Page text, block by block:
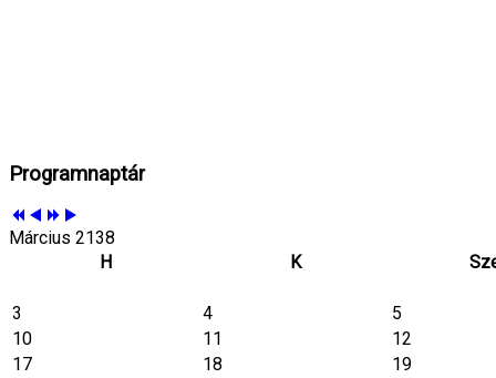
Programnaptár
Március 2138
H
K
3 4
5
10
11
12
17
18
19